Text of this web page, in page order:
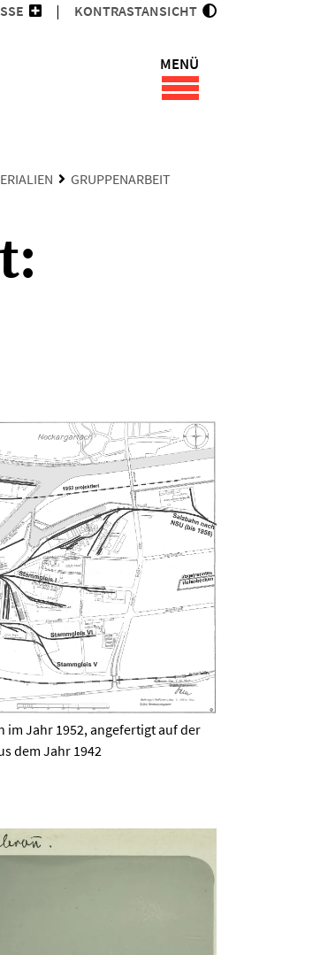
KONTRASTANSICHT
MENÜ
GRUPPENARBEIT
im Jahr 1952, angefertigt auf der
dem Jahr 1942